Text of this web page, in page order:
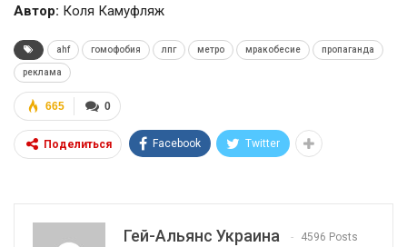
Автор: Коля Камуфляж
ahf гомофобия лпг метро мракобесие пропаганда
реклама
0
665
Поделиться Facebook Twitter
Гей-Альянс Украина 4596 Posts